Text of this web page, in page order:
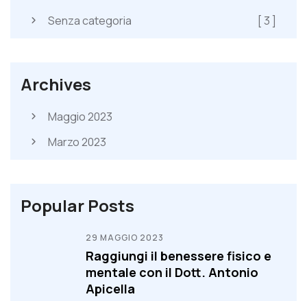
Senza categoria [ 3 ]
Archives
Maggio 2023
Marzo 2023
Popular Posts
29 MAGGIO 2023
Raggiungi il benessere fisico e
mentale con il Dott. Antonio
Apicella